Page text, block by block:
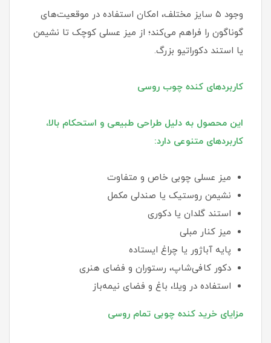
وجود ۵ سایز مختلف، امکان استفاده در موقعیت‌های
گوناگون را فراهم می‌کند؛ از میز عسلی کوچک تا نشیمن
یا استند دکوراتیو بزرگ.
کاربردهای کنده چوب روسی
این محصول به دلیل طراحی طبیعی و استحکام بالا،
کاربردهای متنوعی دارد:
میز عسلی چوبی خاص و متفاوت
نشیمن روستیک یا صندلی مکمل
استند گلدان یا دکوری
میز کنار مبلی
پایه آباژور یا چراغ ایستاده
دکور کافی‌شاپ، رستوران و فضای هنری
استفاده در ویلا، باغ و فضای نیمه‌باز
مزایای خرید کنده چوبی تمام روسی